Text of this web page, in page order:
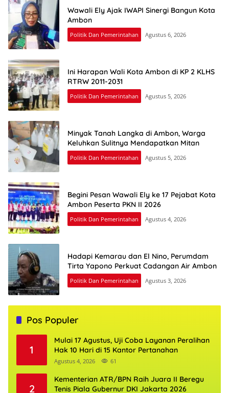
Wawali Ely Ajak IWAPI Sinergi Bangun Kota
Ambon
Politik Dan Pemerintahan Agustus 6, 2026
Ini Harapan Wali Kota Ambon di KP 2 KLHS
RTRW 2011-2031
Politik Dan Pemerintahan Agustus 5, 2026
Minyak Tanah Langka di Ambon, Warga
Keluhkan Sulitnya Mendapatkan Mitan
Politik Dan Pemerintahan Agustus 5, 2026
Begini Pesan Wawali Ely ke 17 Pejabat Kota
Ambon Peserta PKN II 2026
Politik Dan Pemerintahan Agustus 4, 2026
Hadapi Kemarau dan El Nino, Perumdam
Tirta Yapono Perkuat Cadangan Air Ambon
Politik Dan Pemerintahan Agustus 3, 2026
Pos Populer
1
Mulai 17 Agustus, Uji Coba Layanan Peralihan
Hak 10 Hari di 15 Kantor Pertanahan
Agustus 4, 2026 61
2
Kementerian ATR/BPN Raih Juara II Beregu
Tenis Piala Gubernur DKI Jakarta 2026